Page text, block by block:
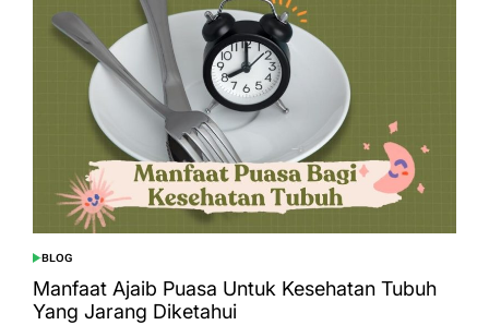
POSTED
IN
BLOG
Manfaat Ajaib Puasa Untuk Kesehatan Tubuh
Yang Jarang Diketahui